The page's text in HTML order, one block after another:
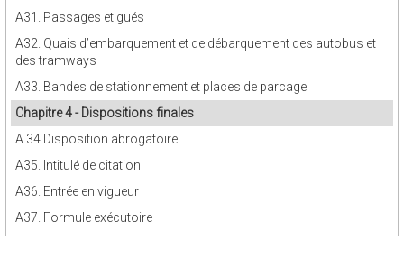
A31. Passages et gués
A32. Quais d’embarquement et de débarquement des autobus et
des tramways
A33. Bandes de stationnement et places de parcage
Chapitre 4 - Dispositions finales
A.34 Disposition abrogatoire
A35. Intitulé de citation
A36. Entrée en vigueur
A37. Formule exécutoire